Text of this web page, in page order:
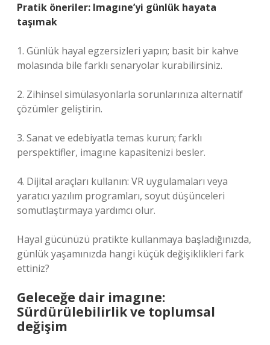
Pratik öneriler: Imagıne’yi günlük hayata
taşımak
1. Günlük hayal egzersizleri yapın; basit bir kahve
molasında bile farklı senaryolar kurabilirsiniz.
2. Zihinsel simülasyonlarla sorunlarınıza alternatif
çözümler geliştirin.
3. Sanat ve edebiyatla temas kurun; farklı
perspektifler, imagıne kapasitenizi besler.
4. Dijital araçları kullanın: VR uygulamaları veya
yaratıcı yazılım programları, soyut düşünceleri
somutlaştırmaya yardımcı olur.
Hayal gücünüzü pratikte kullanmaya başladığınızda,
günlük yaşamınızda hangi küçük değişiklikleri fark
ettiniz?
Geleceğe dair imagıne:
Sürdürülebilirlik ve toplumsal
değişim